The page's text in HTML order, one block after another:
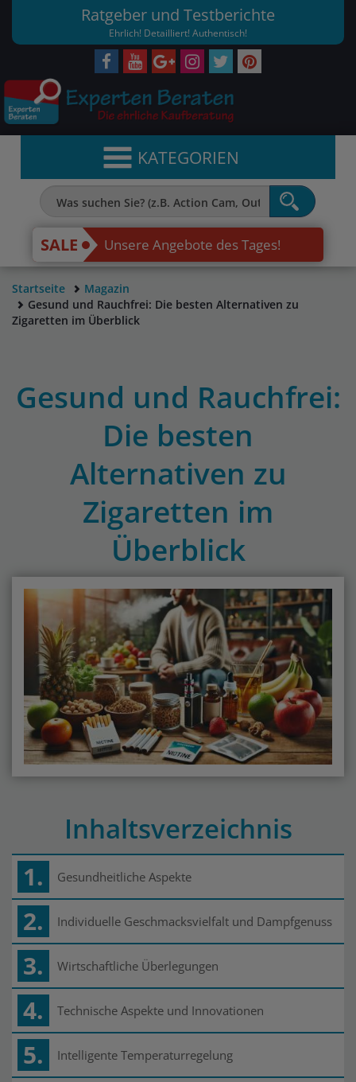
Ratgeber und Testberichte
Ehrlich! Detailliert! Authentisch!
KATEGORIEN
SALE Unsere Angebote des Tages!
Startseite
Magazin
Gesund und Rauchfrei: Die besten Alternativen zu
Zigaretten im Überblick
Gesund und Rauchfrei:
Die besten
Alternativen zu
Zigaretten im
Überblick
Inhaltsverzeichnis
1. Gesundheitliche Aspekte
2. Individuelle Geschmacksvielfalt und Dampfgenuss
3. Wirtschaftliche Überlegungen
4. Technische Aspekte und Innovationen
5. Intelligente Temperaturregelung